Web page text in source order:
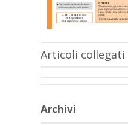
Articoli collegati
Archivi